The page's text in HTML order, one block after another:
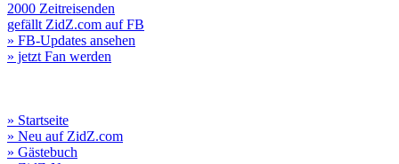
2000 Zeitreisenden
gefällt ZidZ.com auf FB
» FB-Updates ansehen
» jetzt Fan werden
» Startseite
» Neu auf ZidZ.com
» Gästebuch